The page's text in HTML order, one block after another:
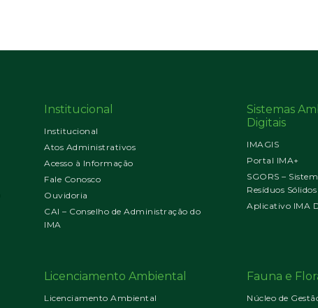
Institucional
Institucional
Atos Administrativos
Acesso à Informação
Fale Conosco
Ouvidoria
CAI – Conselho de Administração do
IMA
Sistemas
Digitais
IMAGIS
Portal IMA+
SGORS –
Resíduos Sólidos
Aplicativo IMA
Licenciamento Ambiental
Licenciamento Ambiental
Fauna e
Núcleo de